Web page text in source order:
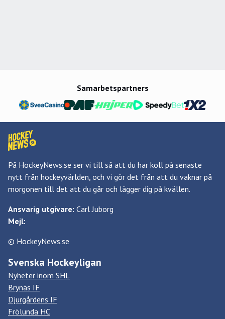
Samarbetspartners
På HockeyNews.se ser vi till så att du har koll på senaste
nytt från hockeyvärlden, och vi gör det från att du vaknar på
morgonen till det att du går och lägger dig på kvällen.
Ansvarig utgivare: Carl Juborg
Mejl:
© HockeyNews.se
Svenska Hockeyligan
Nyheter inom SHL
Brynäs IF
Djurgårdens IF
Frölunda HC